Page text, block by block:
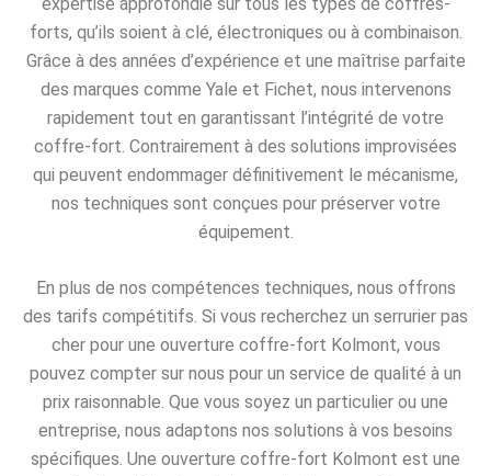
forts, qu’ils soient à clé, électroniques ou à combinaison.
Grâce à des années d’expérience et une maîtrise parfaite
des marques comme Yale et Fichet, nous intervenons
rapidement tout en garantissant l’intégrité de votre
coffre-fort. Contrairement à des solutions improvisées
qui peuvent endommager définitivement le mécanisme,
nos techniques sont conçues pour préserver votre
équipement.
En plus de nos compétences techniques, nous offrons
des tarifs compétitifs. Si vous recherchez un serrurier pas
cher pour une ouverture coffre-fort Kolmont, vous
pouvez compter sur nous pour un service de qualité à un
prix raisonnable. Que vous soyez un particulier ou une
entreprise, nous adaptons nos solutions à vos besoins
spécifiques. Une ouverture coffre-fort Kolmont est une